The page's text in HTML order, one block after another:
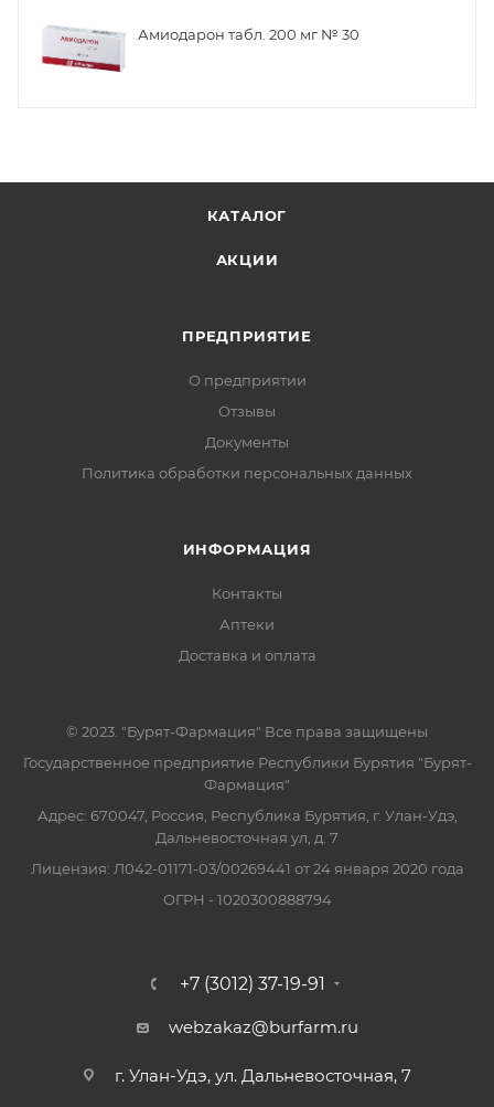
Амиодарон табл. 200 мг № 30
КАТАЛОГ
АКЦИИ
ПРЕДПРИЯТИЕ
О предприятии
Отзывы
Документы
Политика обработки персональных данных
ИНФОРМАЦИЯ
Контакты
Аптеки
Доставка и оплата
© 2023. "Бурят-Фармация" Все права защищены
Государственное предприятие Республики Бурятия "Бурят-
Фармация"
Адрес: 670047, Россия, Республика Бурятия, г. Улан-Удэ,
Дальневосточная ул, д. 7
Лицензия: Л042-01171-03/00269441 от 24 января 2020 года
ОГРН - 1020300888794
+7 (3012) 37-19-91
webzakaz@burfarm.ru
г. Улан-Удэ, ул. Дальневосточная, 7